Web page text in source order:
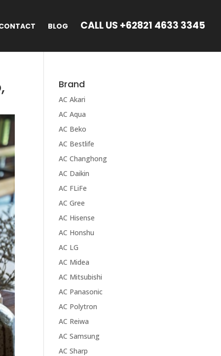
BLOG CALL US +62821 4633 3345
Brand
AC Akari
AC Aqua
AC Beko
AC Bestlife
AC Changhong
AC Daikin
AC FLiFe
AC Gree
AC Hisense
AC Honshu
AC LG
AC Midea
AC Mitsubishi
AC Panasonic
AC Polytron
AC Reiwa
AC Samsung
AC Sharp